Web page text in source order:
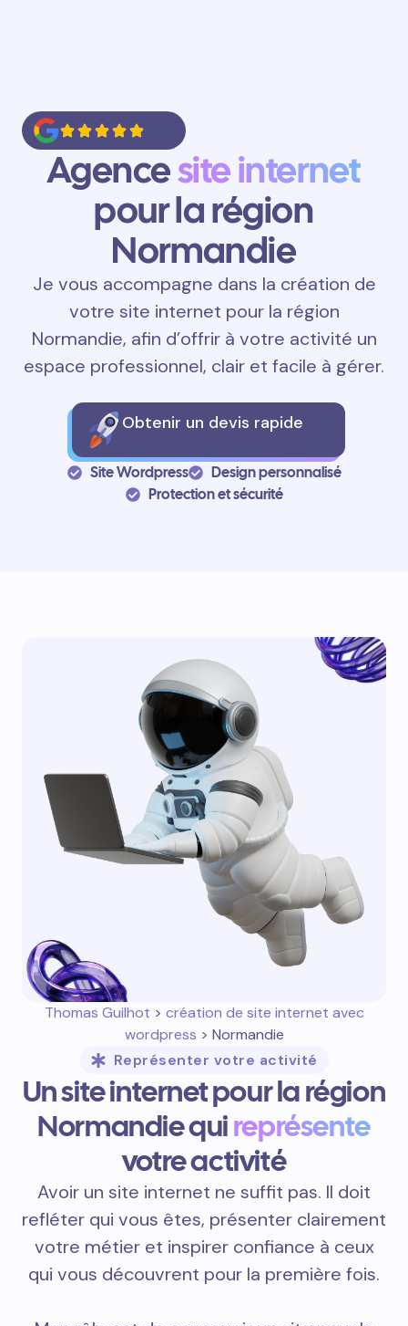
Agencesite internet
pour la région
Normandie
Je vous accompagne dans la création de
votre site internet pour la région
Normandie, afin d’offrir à votre activité un
espace professionnel, clair et facile à gérer.
Obtenir un devis rapide
Site Wordpress
Design personnalisé
Protection et sécurité
Thomas Guilhot > création de site internet avec
wordpress > Normandie
Représenter votre activité
Un site internet pour la région
Normandie quireprésente
votre activité
Avoir un site internet ne suffit pas. Il doit
refléter qui vous êtes, présenter clairement
votre métier et inspirer confiance à ceux
qui vous découvrent pour la première fois.